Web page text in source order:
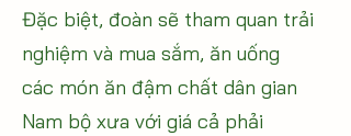
Đặc biệt, đoàn sẽ tham quan trải
nghiệm và mua sắm, ăn uống
các món ăn đậm chất dân gian
Nam bộ xưa với giá cả phải